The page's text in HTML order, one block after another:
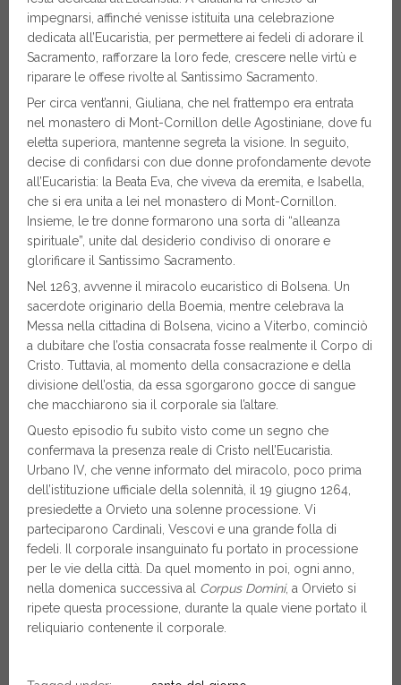
impegnarsi, affinché venisse istituita una celebrazione
dedicata all’Eucaristia, per permettere ai fedeli di adorare il
Sacramento, rafforzare la loro fede, crescere nelle virtù e
riparare le offese rivolte al Santissimo Sacramento.
Per circa vent’anni, Giuliana, che nel frattempo era entrata
nel monastero di Mont-Cornillon delle Agostiniane, dove fu
eletta superiora, mantenne segreta la visione. In seguito,
decise di confidarsi con due donne profondamente devote
all’Eucaristia: la Beata Eva, che viveva da eremita, e Isabella,
che si era unita a lei nel monastero di Mont-Cornillon.
Insieme, le tre donne formarono una sorta di “alleanza
spirituale”, unite dal desiderio condiviso di onorare e
glorificare il Santissimo Sacramento.
Nel 1263, avvenne il miracolo eucaristico di Bolsena. Un
sacerdote originario della Boemia, mentre celebrava la
Messa nella cittadina di Bolsena, vicino a Viterbo, cominciò
a dubitare che l’ostia consacrata fosse realmente il Corpo di
Cristo. Tuttavia, al momento della consacrazione e della
divisione dell’ostia, da essa sgorgarono gocce di sangue
che macchiarono sia il corporale sia l’altare.
Questo episodio fu subito visto come un segno che
confermava la presenza reale di Cristo nell’Eucaristia.
Urbano IV, che venne informato del miracolo, poco prima
dell’istituzione ufficiale della solennità, il 19 giugno 1264,
presiedette a Orvieto una solenne processione. Vi
parteciparono Cardinali, Vescovi e una grande folla di
fedeli. Il corporale insanguinato fu portato in processione
per le vie della città. Da quel momento in poi, ogni anno,
nella domenica successiva al Corpus Domini, a Orvieto si
ripete questa processione, durante la quale viene portato il
reliquiario contenente il corporale.